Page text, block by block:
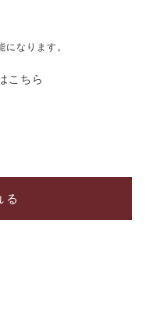
なります。
こちら
る